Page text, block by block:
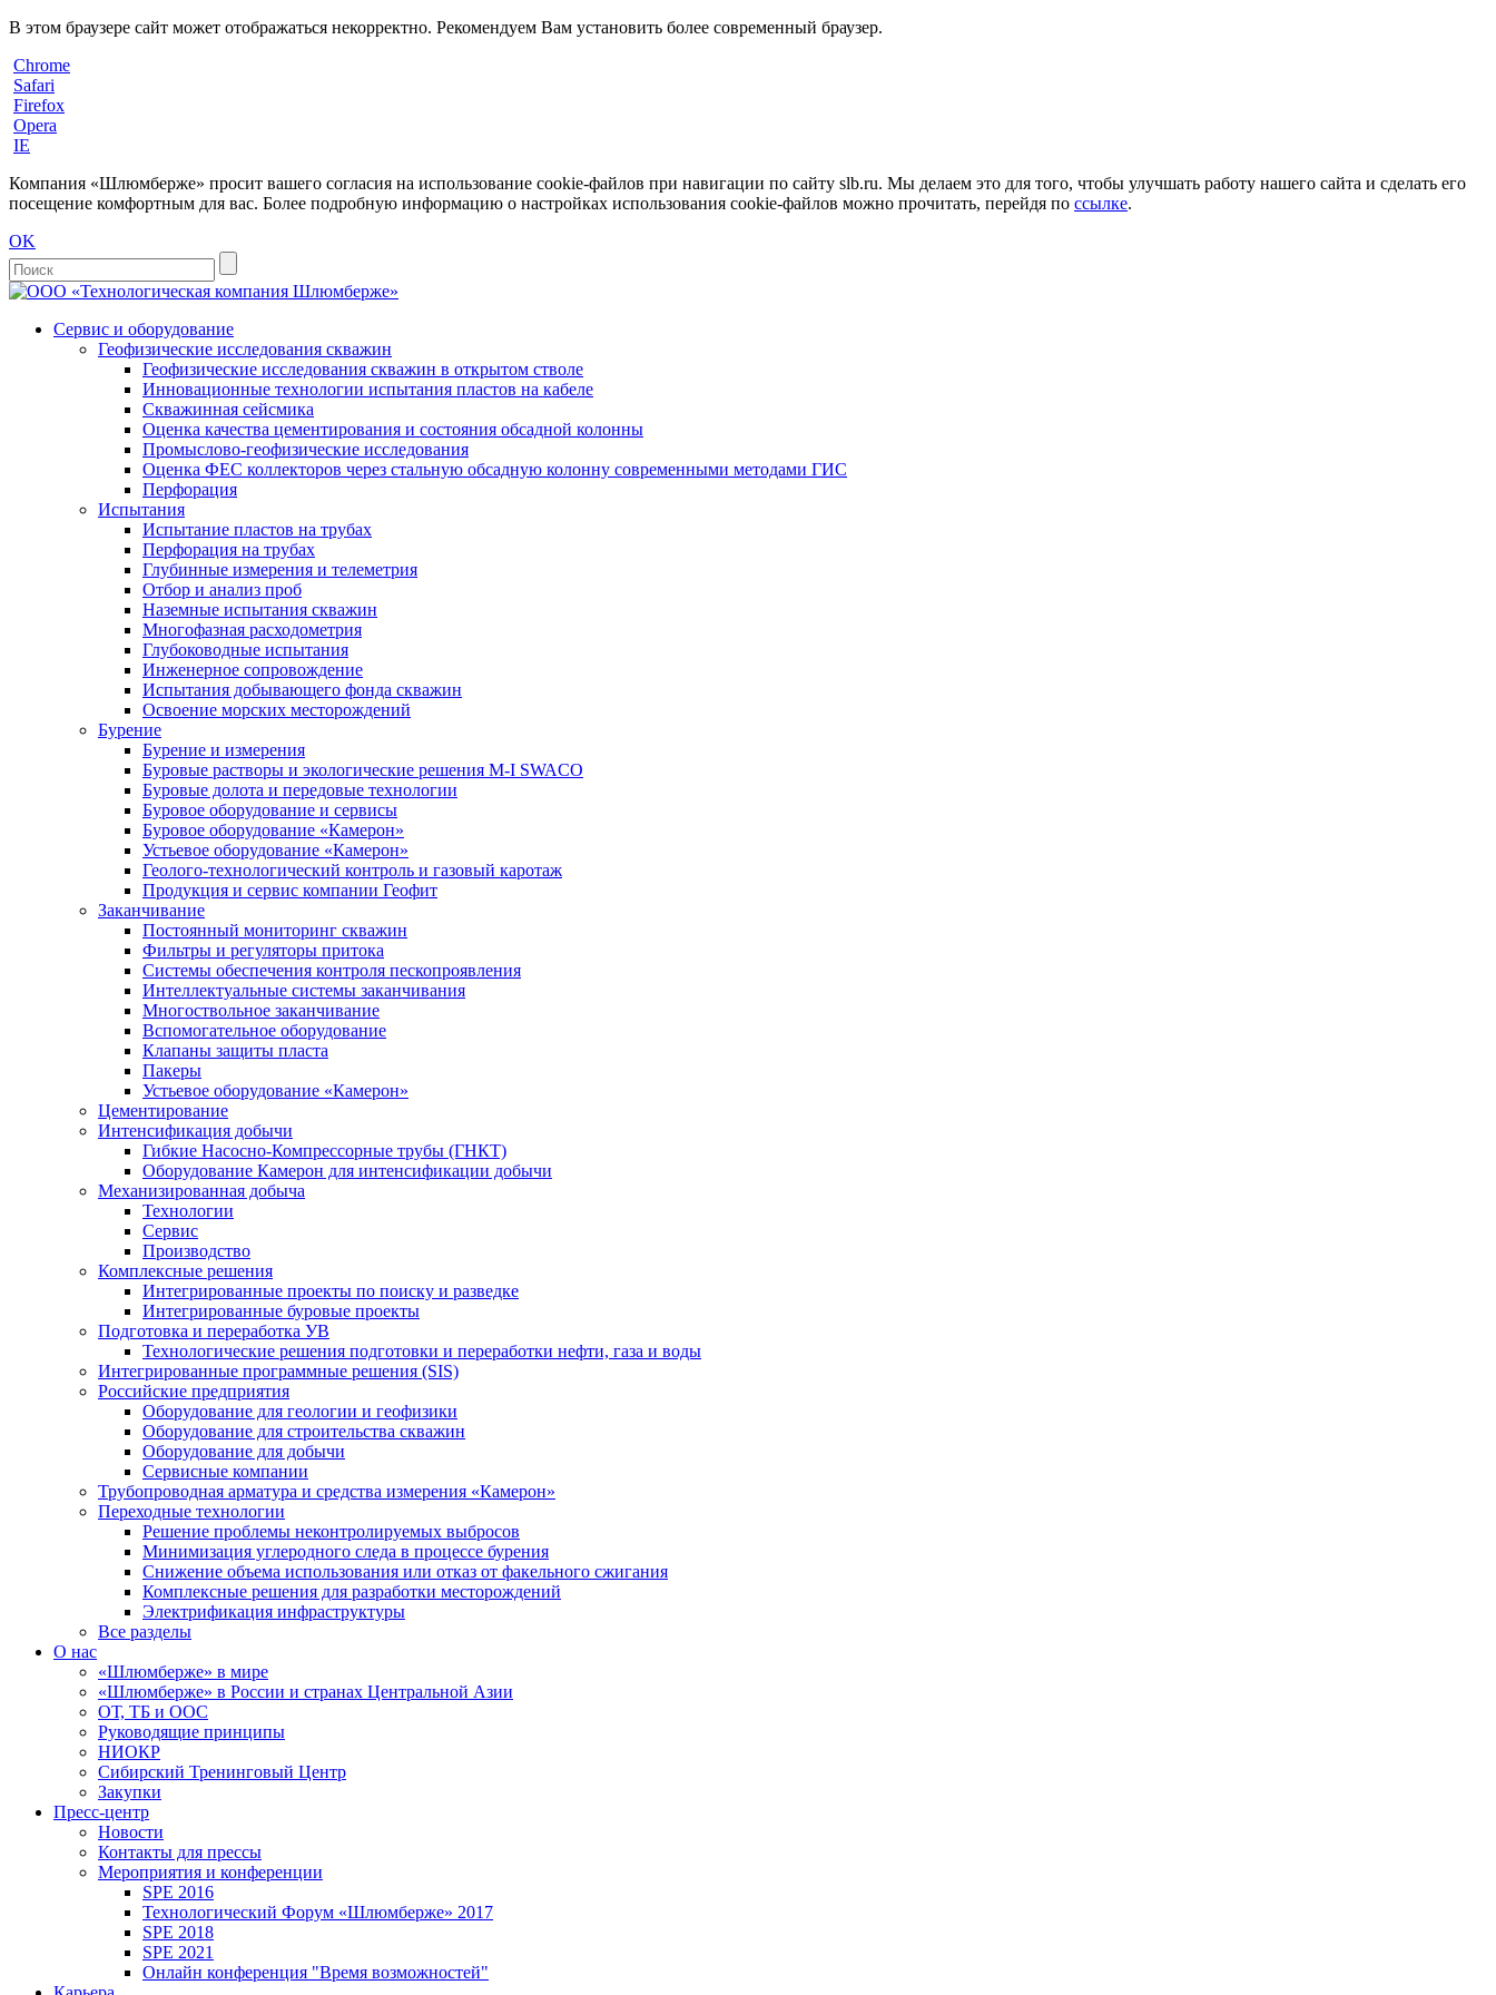
В этом браузере сайт может отображаться некорректно. Рекомендуем Вам установить более современный браузер.
Chrome
Safari
Firefox
Opera
IE
Компания «Шлюмберже» просит вашего согласия на использование cookie-файлов при навигации по сайту slb.ru. Мы делаем это для того, чтобы улучшать работу нашего сайта и сделать его
посещение комфортным для вас. Более подробную информацию о настройках использования cookie-файлов можно прочитать, перейдя по ссылке.
OK
Сервис и оборудование
Геофизические исследования скважин
Геофизические исследования скважин в открытом стволе
Инновационные технологии испытания пластов на кабеле
Скважинная сейсмика
Оценка качества цементирования и состояния обсадной колонны
Промыслово-геофизические исследования
Оценка ФЕС коллекторов через стальную обсадную колонну современными методами ГИС
Перфорация
Испытания
Испытание пластов на трубах
Перфорация на трубах
Глубинные измерения и телеметрия
Отбор и анализ проб
Наземные испытания скважин
Многофазная расходометрия
Глубоководные испытания
Инженерное сопровождение
Испытания добывающего фонда скважин
Освоение морских месторождений
Бурение
Бурение и измерения
Буровые растворы и экологические решения M-I SWACO
Буровые долота и передовые технологии
Буровое оборудование и сервисы
Буровое оборудование «Камерон»
Устьевое оборудование «Камерон»
Геолого-технологический контроль и газовый каротаж
Продукция и сервис компании Геофит
Заканчивание
Постоянный мониторинг скважин
Фильтры и регуляторы притока
Cистемы обеспечения контроля пескопроявления
Интеллектуальные системы заканчивания
Многоствольное заканчивание
Вспомогательное оборудование
Клапаны защиты пласта
Пакеры
Устьевое оборудование «Камерон»
Цементирование
Интенсификация добычи
Гибкие Насосно-Компрессорные трубы (ГНКТ)
Оборудование Камерон для интенсификации добычи
Механизированная добыча
Технологии
Сервис
Производство
Комплексные решения
Интегрированные проекты по поиску и разведке
Интегрированные буровые проекты
Подготовка и переработка УВ
Технологические решения подготовки и переработки нефти, газа и воды
Интегрированные программные решения (SIS)
Российские предприятия
Оборудование для геологии и геофизики
Оборудование для строительства скважин
Оборудование для добычи
Сервисные компании
Трубопроводная арматура и средства измерения «Камерон»
Переходные технологии
Решение проблемы неконтролируемых выбросов
Минимизация углеродного следа в процессе бурения
Снижение объема использования или отказ от факельного сжигания
Комплексные решения для разработки месторождений
Электрификация инфраструктуры
Все разделы
О нас
«Шлюмберже» в мире
«Шлюмберже» в России и странах Центральной Азии
ОТ, ТБ и ООС
Руководящие принципы
НИОКР
Сибирский Тренинговый Центр
Закупки
Пресс-центр
Новости
Контакты для прессы
Мероприятия и конференции
SPE 2016
Технологический Форум «Шлюмберже» 2017
SPE 2018
SPE 2021
Онлайн конференция "Время возможностей"